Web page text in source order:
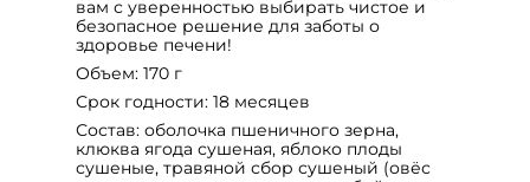
вам с уверенностью выбирать чистое и
безопасное решение для заботы о
здоровье печени!
Объем: 170 г
Срок годности: 18 месяцев
Состав: оболочка пшеничного зерна,
клюква ягода сушеная, яблоко плоды
сушеные, травяной сбор сушеный (овёс